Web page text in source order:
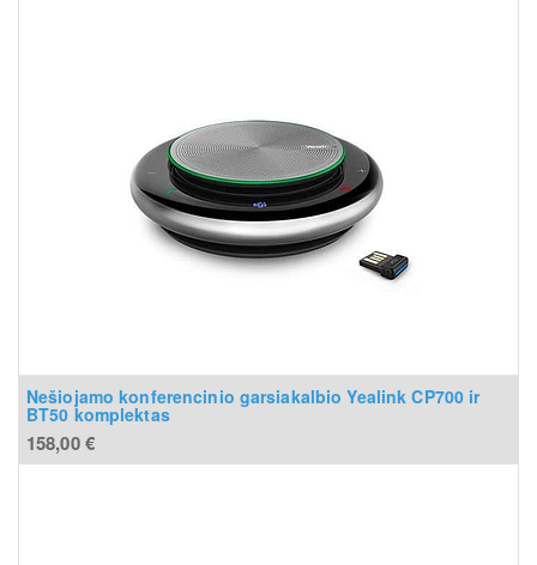
Nešiojamo konferencinio garsiakalbio Yealink CP700 ir
BT50 komplektas
158,00€